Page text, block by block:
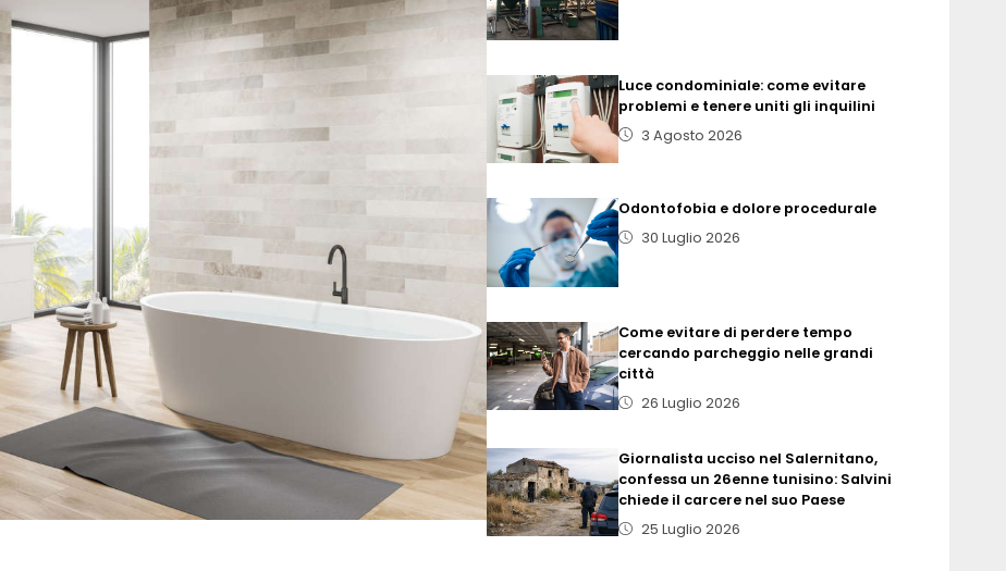
Luce condominiale: come evitare
problemi e tenere uniti gli inquilini
3 Agosto 2026
Odontofobia e dolore procedurale
30 Luglio 2026
Come evitare di perdere tempo
cercando parcheggio nelle grandi
città
26 Luglio 2026
Giornalista ucciso nel Salernitano,
confessa un 26enne tunisino: Salvini
chiede il carcere nel suo Paese
25 Luglio 2026